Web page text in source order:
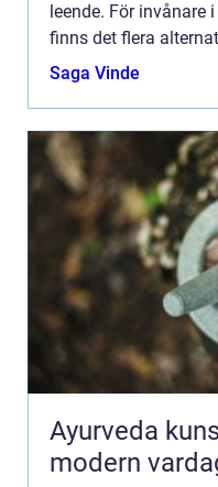
leende. För invånare
finns det flera
tandvårdspr...
Saga Vinde
Ayurveda kunskapen om livet i
modern